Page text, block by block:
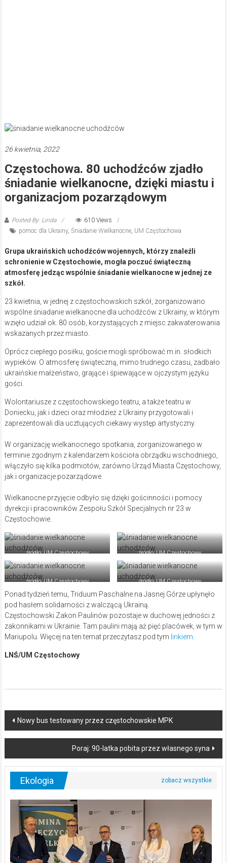
26 kwietnia, 2022
Częstochowa. 80 uchodźców zjadło
śniadanie wielkanocne, dzięki miastu i
organizacjom pozarządowym
Posted By: Linda
610 Views
pomoc dla Ukrainy, Śniadanie Wielkanocne, UM Częstochowa
Grupa ukraińskich uchodźców wojennych, którzy znaleźli
schronienie w Częstochowie, mogła poczuć świąteczną
atmosferę jedząc wspólnie śniadanie wielkanocne w jednej ze
szkół.
23 kwietnia, w jednej z częstochowskich szkół, zorganizowano
wspólne śniadanie wielkanocne dla uchodźców z Ukrainy, w którym
wzięło udział ok. 80 osób, korzystających z miejsc zakwaterowania
wskazanych przez miasto.
Oprócz ciepłego posiłku, goście mogli spróbować m.in. słodkich
wypieków. O atmosferę świąteczną, mimo trudnego czasu, zadbało
ukraińskie małżeństwo, grające i śpiewające w ojczystym języku
gości.
Wolontariusze z częstochowskiego teatru, a także teatru w
Doniecku, jak i dzieci oraz młodzież z Ukrainy przygotowali i
zaprezentowali dla ucztujących ciekawy występ artystyczny.
W organizację wielkanocnego spotkania, zorganizowanego w
terminie zgodnym z kalendarzem kościoła obrządku wschodniego,
włączyło się kilka podmiotów, zarówno Urząd Miasta Częstochowy,
jak i organizacje pozarządowe.
Wielkanocne przyjęcie odbyło się dzięki gościnności i pomocy
dyrekcji i pracowników Zespołu Szkół Specjalnych nr 23 w
Częstochowie.
źródło: UM Częstochowy źródło: UM Częstochowy
źródło: UM Częstochowy źródło: UM Częstochowy
Ponad tydzień temu, Triduum Paschalne na Jasnej Górze upłynęło
pod hasłem solidarności z walczącą Ukrainą.
Częstochowski Zakon Paulinów pozostaje w duchowej jedności z
zakonnikami w Ukrainie. Tam paulini mają aż pięć placówek, w tym w
Mariupolu. Więcej na ten temat przeczytasz pod tym linkiem
LNŚ/UM Częstochowy
Post
navigation
Nowy bus testowany przez częstochowskie MPK
Poraj: 90-latka pobita przez własnego syna
Ekologia